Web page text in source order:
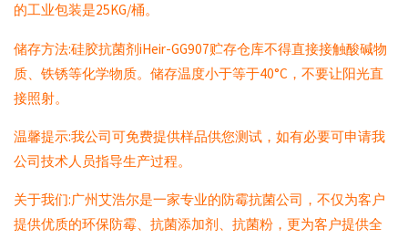
的工业包装是25KG/桶。
储存方法:硅胶抗菌剂iHeir-GG907贮存仓库不得直接接触酸碱物
质、铁锈等化学物质。储存温度小于等于40°C，不要让阳光直
接照射。
温馨提示:我公司可免费提供样品供您测试，如有必要可申请我
公司技术人员指导生产过程。
关于我们:广州艾浩尔是一家专业的防霉抗菌公司，不仅为客户
提供优质的环保防霉、抗菌添加剂、抗菌粉，更为客户提供全